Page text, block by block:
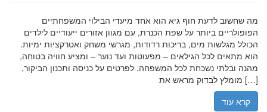
מה שחשוב לדעת חוף גיא הוא אחד מיעדי הבילוי המשפחתיים
הפופולריים ביותר על שפת הכנרת, עם מגוון אזורים ייעודיים לילדים
הכולל מגלשות מים, בריכות רדודות, מגרשי משחק ואטרקציות ימיות.
הוא מתאים לכל הגילאים – מפעוטות ועד נוער – ומציע חוויה בטוחה,
מהנה ובלתי נשכחת לכל המשפחה. לפרטים על כניסה ותכנון הביקור,
מומלץ לבדוק מראש את […]
קרא עוד